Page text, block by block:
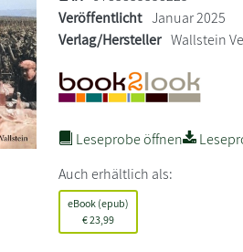
Veröffentlicht Januar 2025
Verlag/Hersteller Wallstein
Leseprobe öffnen
Auch erhältlich als:
eBook (epub)
€23,99